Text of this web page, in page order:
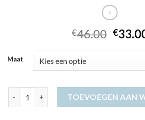
€46.00 €
Maat
rode jurk dames aantalTOEVOEGEN AAN